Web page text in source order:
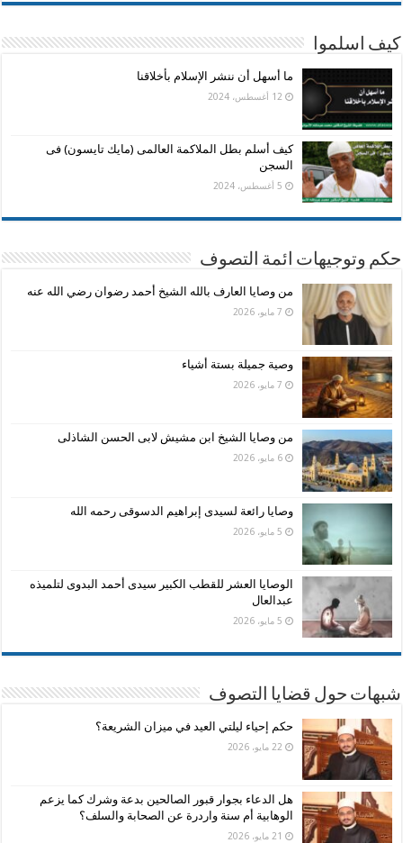
كيف اسلموا
ما أسهل أن ننشر الإسلام بأخلاقنا
12 أغسطس، 2024
كيف أسلم بطل الملاكمة العالمى (مايك تايسون) فى
السجن
5 أغسطس، 2024
حكم وتوجيهات ائمة التصوف
من وصايا العارف بالله الشيخ أحمد رضوان رضي الله عنه
7 مايو، 2026
وصية جميلة بستة أشياء
7 مايو، 2026
من وصايا الشيخ ابن مشيش لابى الحسن الشاذلى
6 مايو، 2026
وصايا رائعة لسيدى إبراهيم الدسوقى رحمه الله
5 مايو، 2026
الوصايا العشر للقطب الكبير سيدى أحمد البدوى لتلميذه
عبدالعال
5 مايو، 2026
شبهات حول قضايا التصوف
حكم إحياء ليلتي العيد في ميزان الشريعة؟
22 مايو، 2026
هل الدعاء بجوار قبور الصالحين بدعة وشرك كما يزعم
الوهابية أم سنة واردرة عن الصحابة والسلف؟
21 مايو، 2026